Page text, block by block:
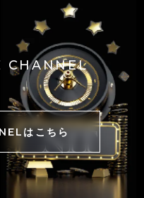
CHANNEL
はこちら